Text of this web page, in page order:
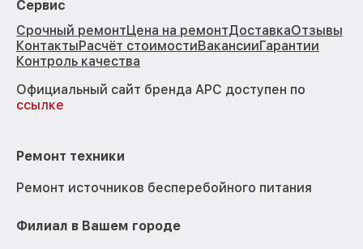
Сервис
Срочный ремонтЦена на ремонтДоставкаОтзывы
КонтактыРасчёт стоимостиВакансииГарантии
Контроль качества
Официальный сайт бренда APC доступен по
ссылке
Ремонт техники
Ремонт источников бесперебойного питания
Филиал в Вашем городе